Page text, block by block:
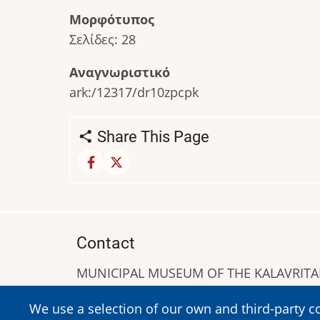
Μορφότυπος
Σελίδες: 28
Αναγνωριστικό
ark:/12317/dr10zpcpk
Share This Page
We use a selection of our own and third-party
Contact
MUNICIPAL MUSEUM OF THE
Tel:+302692023646,+302692360220